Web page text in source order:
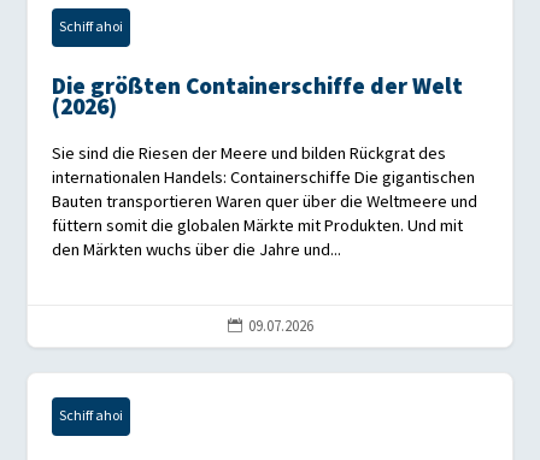
Schiff ahoi
Die größten Containerschiffe der Welt
(2026)
Sie sind die Riesen der Meere und bilden Rückgrat des
internationalen Handels: Containerschiffe Die gigantischen
Bauten transportieren Waren quer über die Weltmeere und
füttern somit die globalen Märkte mit Produkten. Und mit
den Märkten wuchs über die Jahre und...
 09.07.2026
Schiff ahoi